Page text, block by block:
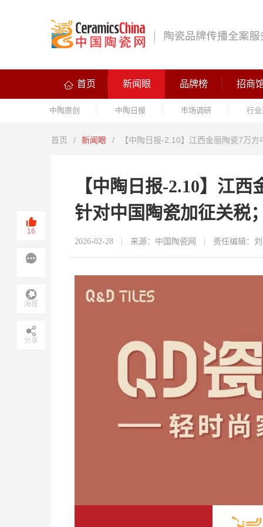
首页 新闻眼 品牌榜 招商
中陶原创 中陶日报 市场调研 行
首页 / 新闻眼 / 【中陶日报-2.10】江西金丽陶瓷7万
【中陶日报-2.10】江
针对中国陶瓷加征关税
2026-02-28 来源：中国陶瓷网 责任编辑：
16
海报
分享